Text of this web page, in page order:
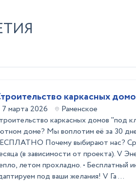
каркасных
7 марта 2026
Раменское
каркасных домов "под
доме? Мы воплотим её за 30
Почему выбирают нас?
(в зависимости от проекта). V
летом прохладно. • Бесплатный
под ваши желания! V Га ...